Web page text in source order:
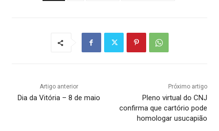
Artigo anterior
Dia da Vitória – 8 de maio
Próximo artigo
Pleno virtual do CNJ
confirma que cartório pode
homologar usucapião